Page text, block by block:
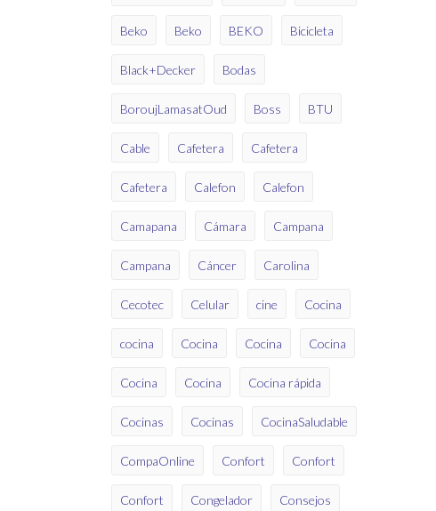
Beko Beko BEKO Bicicleta
Black+Decker Bodas
BoroujLamasatOud Boss BTU
Cable Cafetera Cafetera
Cafetera Calefon Calefon
Camapana Cámara Campana
Campana Cáncer Carolina
Cecotec Celular cine Cocina
cocina Cocina Cocina Cocina
Cocina Cocina Cocina rápida
Cocinas Cocinas CocinaSaludable
CompaOnline Confort Confort
Confort Congelador Consejos